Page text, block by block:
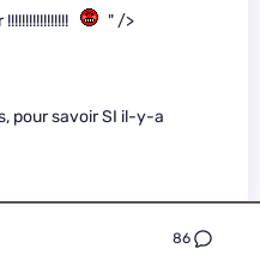
86
" />
pour savoir SI il-y-a